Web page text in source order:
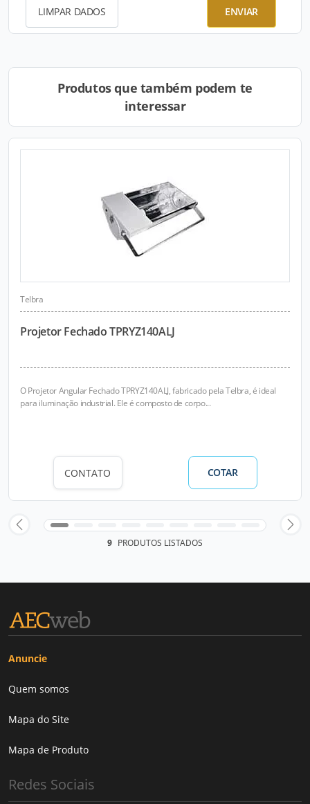
LIMPAR DADOS ENVIAR
Produtos que também podem te
interessar
Telbra
Projetor Fechado TPRYZ140ALJ
O Projetor Angular Fechado TPRYZ140ALJ, fabricado pela Telbra, é ideal
para iluminação industrial. Ele é composto de corpo...
CONTATO COTAR
9 PRODUTOS LISTADOS
Anuncie
Quem somos
Mapa do Site
Mapa de Produto
Redes Sociais